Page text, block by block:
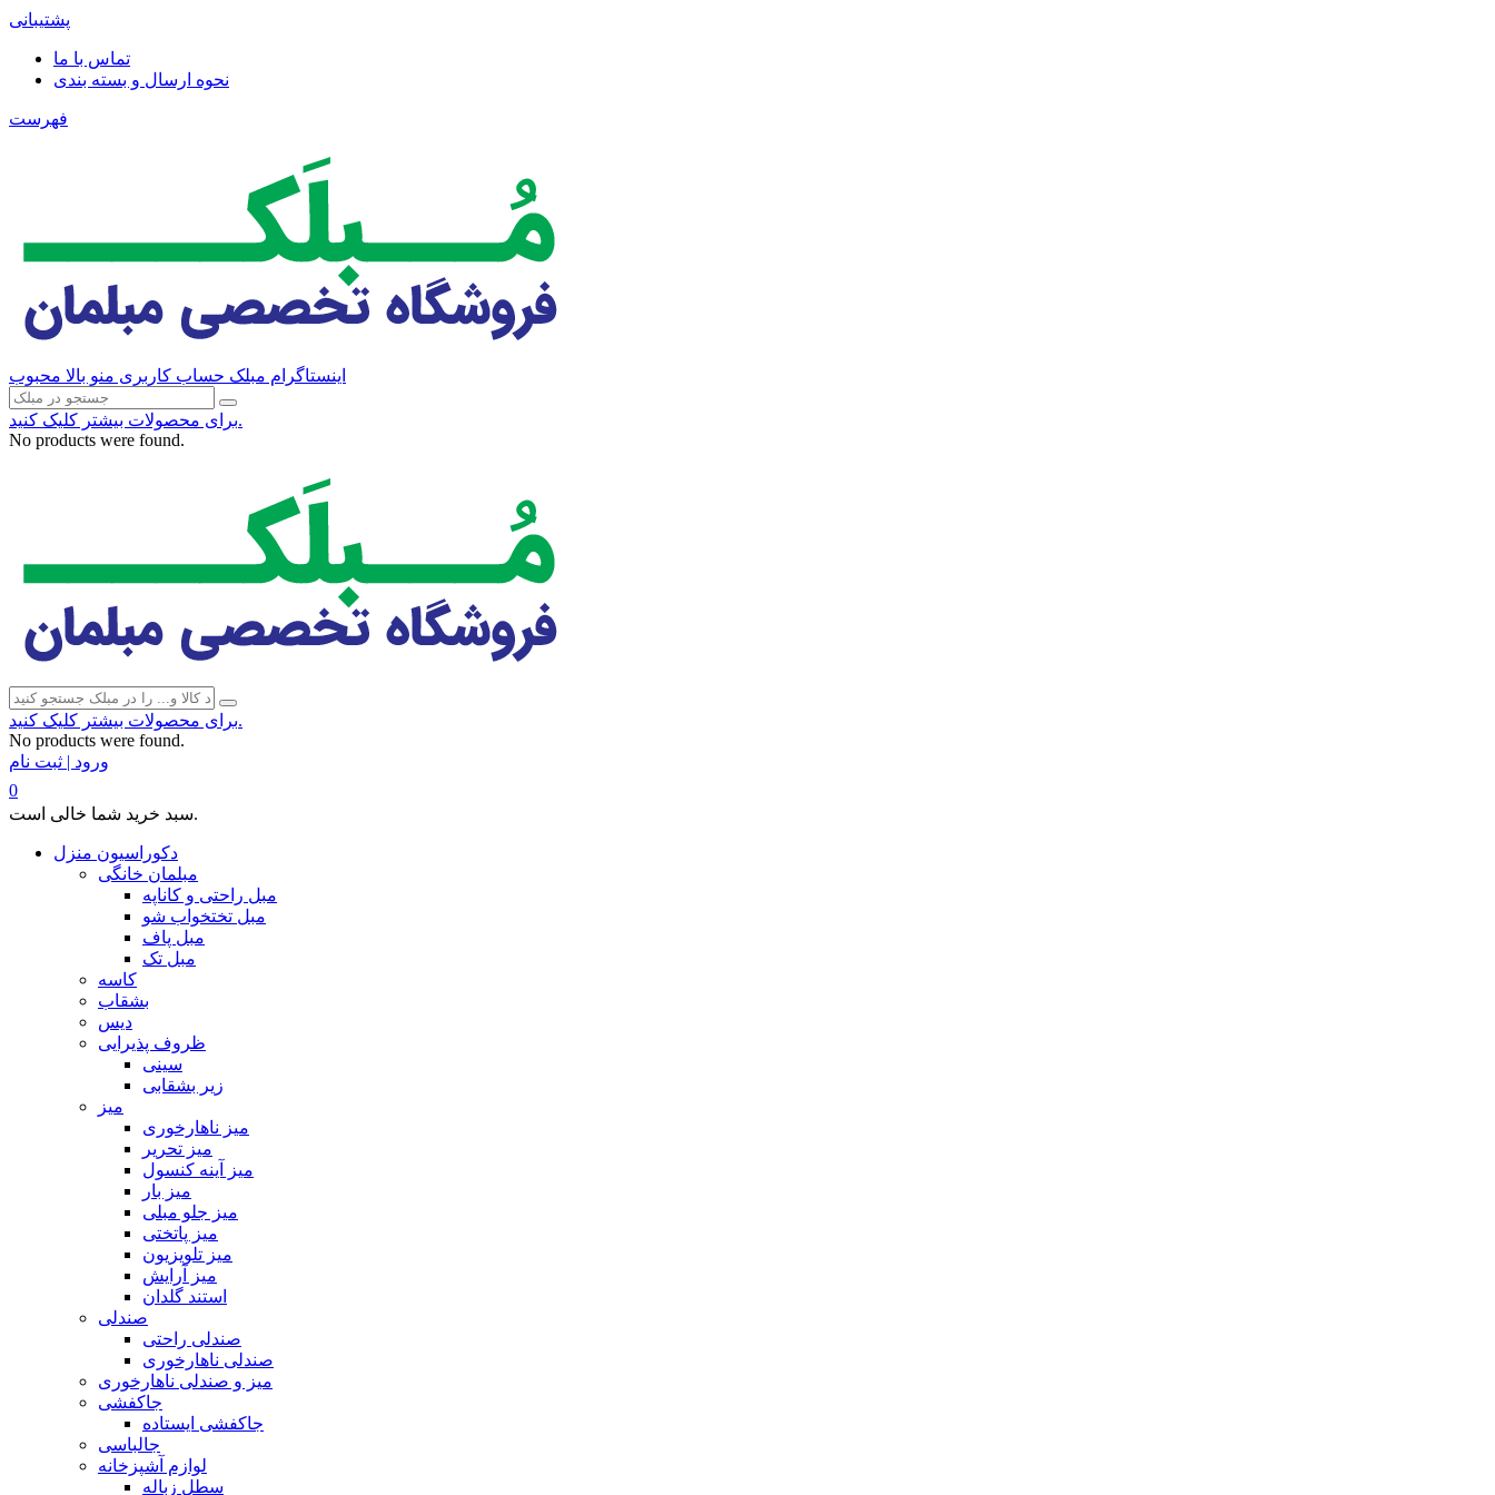
پشتیبانی
تماس با ما
نحوه ارسال و بسته بندی
فهرست
اینستاگرام مبلک حساب کاربری منو بالا محبوب
برای محصولات بیشتر کلیک کنید.
No products were found.
برای محصولات بیشتر کلیک کنید.
No products were found.
ورود | ثبت نام
0
سبد خرید شما خالی است.
دکوراسیون منزل
مبلمان خانگی
مبل راحتی و کاناپه
مبل تختخواب شو
مبل پاف
مبل تک
کاسه
بشقاب
دیس
ظروف پذیرایی
سینی
زیر بشقابی
میز
میز ناهارخوری
میز تحریر
میز آینه کنسول
میز بار
میز جلو مبلی
میز پاتختی
میز تلویزیون
میز آرایش
استند گلدان
صندلی
صندلی راحتی
صندلی ناهارخوری
میز و صندلی ناهارخوری
جاکفشی
جاکفشی ایستاده
جالباسی
لوازم آشپزخانه
سطل زباله